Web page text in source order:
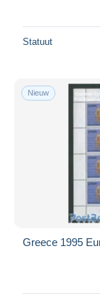
Statuut
Nieuw
Greece 1995